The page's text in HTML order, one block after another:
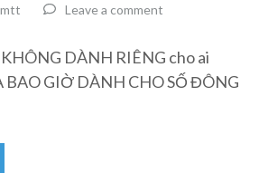
Leave a comment
DÀNH RIÊNG cho ai
GIỜ DÀNH CHO SỐ ĐÔNG